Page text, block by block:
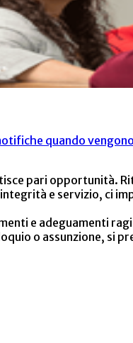
quando
pari opportunità.
e servizio, ci
e adeguamenti
o assunzione, si